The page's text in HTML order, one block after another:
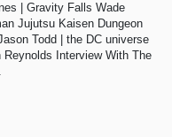
| Gravity Falls Wade
Jujutsu Kaisen Dungeon
Todd | the DC universe
Reynolds Interview With The